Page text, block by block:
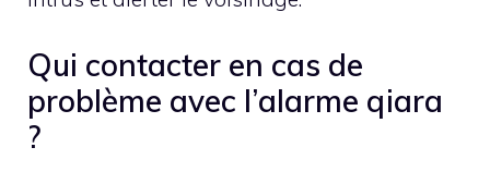
Qui contacter en cas de
problème avec l’alarme qiara
?